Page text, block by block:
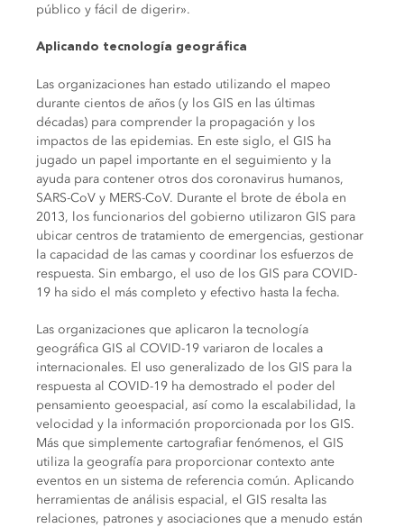
público y fácil de digerir».
Aplicando tecnología geográfica
Las organizaciones han estado utilizando el mapeo
durante cientos de años (y los GIS en las últimas
décadas) para comprender la propagación y los
impactos de las epidemias. En este siglo, el GIS ha
jugado un papel importante en el seguimiento y la
ayuda para contener otros dos coronavirus humanos,
SARS-CoV y MERS-CoV. Durante el brote de ébola en
2013, los funcionarios del gobierno utilizaron GIS para
ubicar centros de tratamiento de emergencias, gestionar
la capacidad de las camas y coordinar los esfuerzos de
respuesta. Sin embargo, el uso de los GIS para COVID-
19 ha sido el más completo y efectivo hasta la fecha.
Las organizaciones que aplicaron la tecnología
geográfica GIS al COVID-19 variaron de locales a
internacionales. El uso generalizado de los GIS para la
respuesta al COVID-19 ha demostrado el poder del
pensamiento geoespacial, así como la escalabilidad, la
velocidad y la información proporcionada por los GIS.
Más que simplemente cartografiar fenómenos, el GIS
utiliza la geografía para proporcionar contexto ante
eventos en un sistema de referencia común. Aplicando
herramientas de análisis espacial, el GIS resalta las
relaciones, patrones y asociaciones que a menudo están